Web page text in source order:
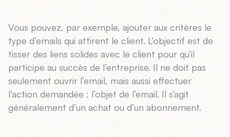
Vous pouvez, par exemple, ajouter aux critères le
type d’emails qui attirent le client. L’objectif est de
tisser des liens solides avec le client pour qu’il
participe au succès de l’entreprise. Il ne doit pas
seulement ouvrir l’email, mais aussi effectuer
l’action demandée : l’objet de l’email. Il s’agit
généralement d’un achat ou d’un abonnement.